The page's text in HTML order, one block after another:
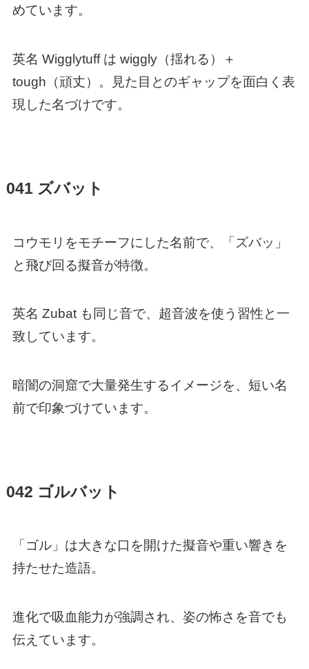
めています。
英名 Wigglytuff は wiggly（揺れる）＋
tough（頑丈）。見た目とのギャップを面白く表
現した名づけです。
041 ズバット
コウモリをモチーフにした名前で、「ズバッ」
と飛び回る擬音が特徴。
英名 Zubat も同じ音で、超音波を使う習性と一
致しています。
暗闇の洞窟で大量発生するイメージを、短い名
前で印象づけています。
042 ゴルバット
「ゴル」は大きな口を開けた擬音や重い響きを
持たせた造語。
進化で吸血能力が強調され、姿の怖さを音でも
伝えています。